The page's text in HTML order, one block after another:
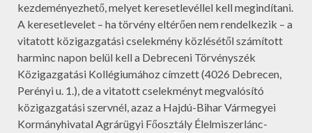
kezdeményezhető, melyet keresetlevéllel kell megindítani.
A keresetlevelet – ha törvény eltérően nem rendelkezik – a
vitatott közigazgatási cselekmény közlésétől számított
harminc napon belül kell a Debreceni Törvényszék
Közigazgatási Kollégiumához címzett (4026 Debrecen,
Perényi u. 1.), de a vitatott cselekményt megvalósító
közigazgatási szervnél, azaz a Hajdú-Bihar Vármegyei
Kormányhivatal Agrárügyi Főosztály Élelmiszerlánc-